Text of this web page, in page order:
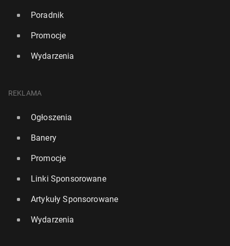
Poradnik
Promocje
Wydarzenia
REKLAMA
Ogłoszenia
Banery
Promocje
Linki Sponsorowane
Artykuły Sponsorowane
Wydarzenia